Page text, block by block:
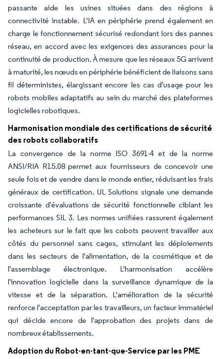
passante aide les usines situées dans des régions à
connectivité instable. L'IA en périphérie prend également en
charge le fonctionnement sécurisé redondant lors des pannes
réseau, en accord avec les exigences des assurances pour la
continuité de production. À mesure que les réseaux 5G arrivent
à maturité, les nœuds en périphérie bénéficient de liaisons sans
fil déterministes, élargissant encore les cas d'usage pour les
robots mobiles adaptatifs au sein du marché des plateformes
logicielles robotiques.
Harmonisation mondiale des certifications de sécurité
des robots collaboratifs
La convergence de la norme ISO 3691-4 et de la norme
ANSI/RIA R15.08 permet aux fournisseurs de concevoir une
seule fois et de vendre dans le monde entier, réduisant les frais
généraux de certification. UL Solutions signale une demande
croissante d'évaluations de sécurité fonctionnelle ciblant les
performances SIL 3. Les normes unifiées rassurent également
les acheteurs sur le fait que les cobots peuvent travailler aux
côtés du personnel sans cages, stimulant les déploiements
dans les secteurs de l'alimentation, de la cosmétique et de
l'assemblage électronique. L'harmonisation accélère
l'innovation logicielle dans la surveillance dynamique de la
vitesse et de la séparation. L'amélioration de la sécurité
renforce l'acceptation par les travailleurs, un facteur immatériel
qui décide encore de l'approbation des projets dans de
nombreux établissements.
Adoption du Robot-en-tant-que-Service par les PME